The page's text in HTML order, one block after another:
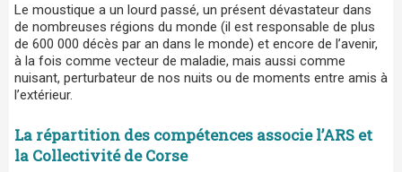
Le moustique a un lourd passé, un présent dévastateur dans
de nombreuses régions du monde (il est responsable de plus
de 600 000 décès par an dans le monde) et encore de l’avenir,
à la fois comme vecteur de maladie, mais aussi comme
nuisant, perturbateur de nos nuits ou de moments entre amis à
l’extérieur.
La répartition des compétences associe l’ARS et
la Collectivité de Corse